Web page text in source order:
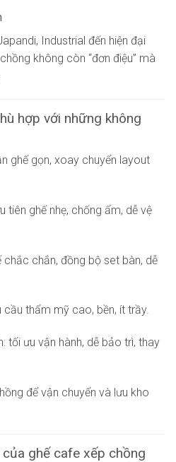
Industrial đến hiện đại
không còn “đơn điệu” mà
hợp với những không
ghế gọn, xoay chuyển layout
ghế nhẹ, chống ẩm, dễ vệ
chắn, đồng bộ set bàn, dễ
cầu thẩm mỹ cao, bền, ít trầy.
tối ưu vận hành, dễ bảo trì, thay
để vận chuyển và lưu kho
ghế cafe xếp chồng